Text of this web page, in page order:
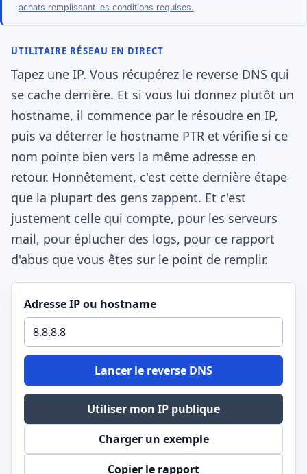
achats remplissant les conditions requises.
UTILITAIRE RÉSEAU EN DIRECT
Tapez une IP. Vous récupérez le reverse DNS qui
se cache derrière. Et si vous lui donnez plutôt un
hostname, il commence par le résoudre en IP,
puis va déterrer le hostname PTR et vérifie si ce
nom pointe bien vers la même adresse en
retour. Honnêtement, c'est cette dernière étape
que la plupart des gens zappent. Et c'est
justement celle qui compte, pour les serveurs
mail, pour éplucher des logs, pour ce rapport
d'abus que vous êtes sur le point de remplir.
Adresse IP ou hostname
Lancer le reverse DNS
Utiliser mon IP publique
Charger un exemple
Copier le rapport